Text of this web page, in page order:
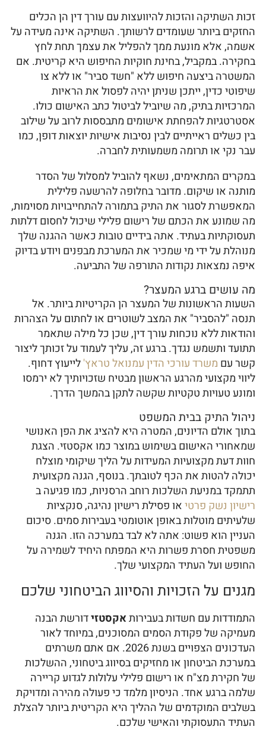
זכות השתיקה והזכות להיוועצות עם עורך דין הן הכלים
החזקים ביותר שעומדים לרשותך. השתיקה אינה מעידה על
אשמה, אלא מונעת ממך להפליל את עצמך תחת לחץ
בחקירה. במקביל, בחינת חוקיות החיפוש היא קריטית. אם
המשטרה ביצעה חיפוש ללא "חשד סביר" או ללא צו
שיפוטי כדין, ייתכן שניתן יהיה לפסול את הראיות
המרכזיות בתיק, מה שיוביל לביטול כתב האישום כולו.
אסטרטגיות להפחתת אישומים מתבססות לרוב על שילוב
בין כשלים ראייתיים לבין נסיבות אישיות יוצאות דופן, כמו
עבר נקי או תרומה משמעותית לחברה.
במקרים המתאימים, נשאף להוביל למסלול של הסדר
מותנה או שיקום. מדובר בחלופה להרשעה פלילית
המאפשרת לסגור את התיק בתמורה להתחייבויות מסוימות,
מה שמונע את הכתם של רישום פלילי שיכול לחסום דלתות
תעסוקתיות בעתיד. אתה בידיים טובות כאשר ההגנה שלך
מנוהלת על ידי מי שמכיר את המערכת מבפנים ויודע בדיוק
איפה נמצאות נקודות התורפה של התביעה.
מה עושים ברגע המעצר?
השעות הראשונות של המעצר הן הקריטיות ביותר. אל
תנסה "להסביר" את המצב לשוטרים או לחתום על הצהרות
והודאות ללא נוכחות עורך דין, שכן כל מילה שתאמר
תתועד ותשמש נגדך. ברגע זה, עליך לעמוד על זכותך ליצור
קשר עם משרד עורכי הדין עמנואל טראץ'לייעוץ דחוף.
ליווי מקצועי מהרגע הראשון מבטיח שזכויותיך לא ירמסו
ומונע טעויות טקטיות שקשה לתקן בהמשך הדרך.
ניהול התיק בבית המשפט
בתוך אולם הדיונים, המטרה היא להציג את הפן האנושי
שמאחורי האישום בשימוש במוצר כמו אקסטזי. הצגת
חוות דעת מקצועיות המעידות על הליך שיקומי מוצלח
יכולה להטות את הכף לטובתך. בנוסף, הגנה מקצועית
תתמקד במניעת השלכות רוחב הרסניות, כמו פגיעה ב
רישיון נשק פרטיאו פסילת רישיון נהיגה, סנקציות
שלעיתים מוטלות באופן אוטומטי בעבירות סמים. סיכום
העניין הוא פשוט: אתה לא לבד במערכה הזו. הגנה
משפטית חסרת פשרות היא המפתח היחיד לשמירה על
החופש ועל העתיד המקצועי שלך.
מגנים על הזכויות והסיווג הביטחוני שלכם
התמודדות עם חשדות בעבירותאקסטזידורשת הבנה
מעמיקה של פקודת הסמים המסוכנים, במיוחד לאור
העדכונים הצפויים בשנת 2026. אם אתם משרתים
במערכת הביטחון או מחזיקים בסיווג ביטחוני, ההשלכות
של חקירת מצ"ח או רישום פלילי עלולות לגדוע קריירה
שלמה ברגע אחד. הניסיון מלמד כי פעולה מהירה ומדויקת
בשלבים המוקדמים של ההליך היא הקריטית ביותר להצלת
העתיד התעסוקתי והאישי שלכם.